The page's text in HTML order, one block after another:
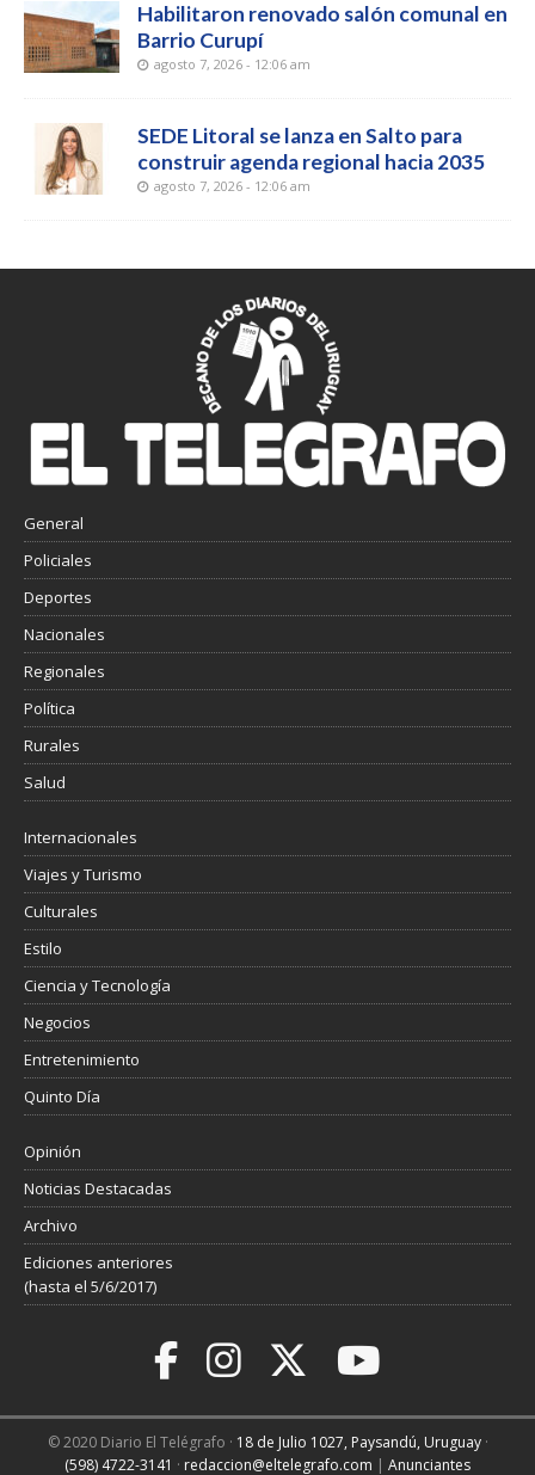
Habilitaron renovado salón comunal en
Barrio Curupí
agosto 7, 2026 - 12:06 am
SEDE Litoral se lanza en Salto para
construir agenda regional hacia 2035
agosto 7, 2026 - 12:06 am
General
Policiales
Deportes
Nacionales
Regionales
Política
Rurales
Salud
Internacionales
Viajes y Turismo
Culturales
Estilo
Ciencia y Tecnología
Negocios
Entretenimiento
Quinto Día
Opinión
Noticias Destacadas
Archivo
Ediciones anteriores
(hasta el 5/6/2017)
© 2020 Diario El Telégrafo · 18 de Julio 1027, Paysandú, Uruguay·
(598) 4722-3141 · redaccion@eltelegrafo.com | Anunciantes